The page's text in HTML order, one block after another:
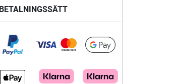
BETALNINGSSÄTT